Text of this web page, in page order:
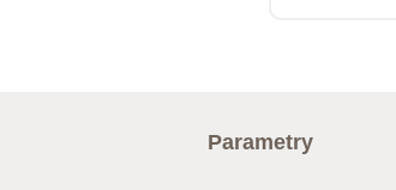
Parametry